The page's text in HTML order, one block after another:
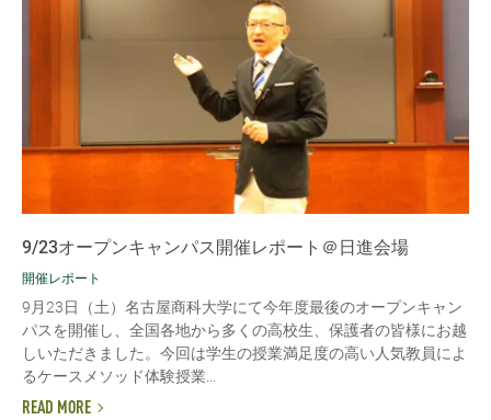
9/23オープンキャンパス開催レポート＠日進会場
開催レポート
9月23日（土）名古屋商科大学にて今年度最後のオープンキャン
パスを開催し、全国各地から多くの高校生、保護者の皆様にお越
しいただきました。今回は学生の授業満足度の高い人気教員によ
るケースメソッド体験授業...
READ MORE